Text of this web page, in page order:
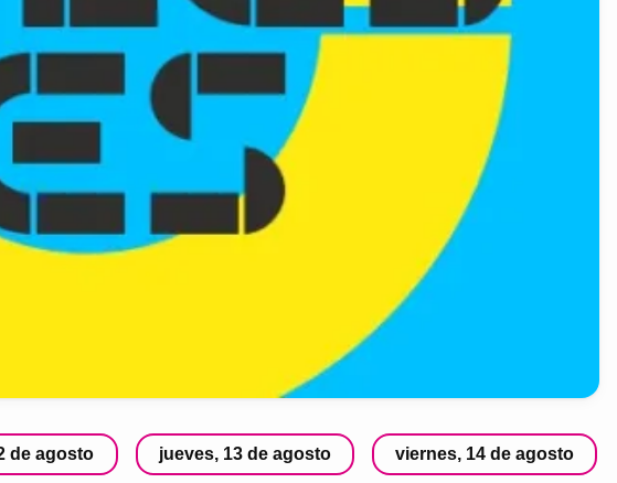
de agosto jueves, 13 de agosto viernes, 14 de agosto